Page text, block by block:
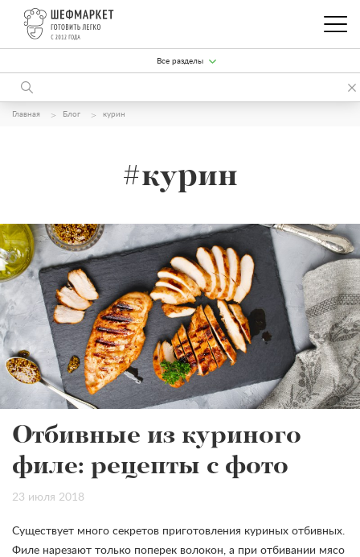
Все разделы
Главная Блог курин
#курин
Отбивные из куриного
филе: рецепты с фото
23 июля 2018
Существует много секретов приготовления куриных отбивных.
Филе нарезают только поперек волокон, а при отбивании мясо